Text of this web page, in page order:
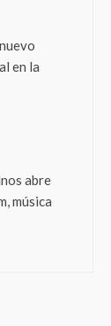
en la
abre
música